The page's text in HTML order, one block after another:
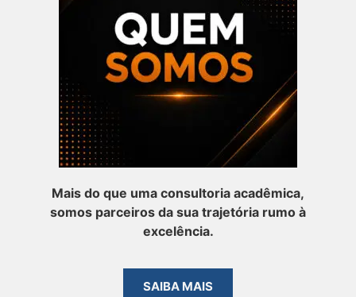
Mais do que uma consultoria acadêmica,
somos parceiros da sua trajetória rumo à
excelência.
SAIBA MAIS